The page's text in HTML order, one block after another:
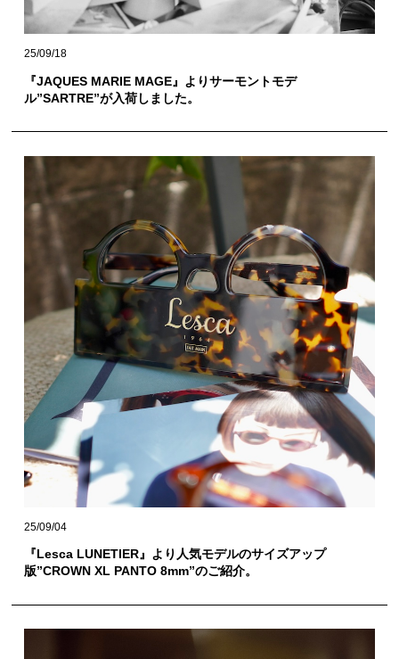
25/09/18
『JAQUES MARIE MAGE』よりサーモントモデ
ル”SARTRE”が入荷しました。
25/09/04
『Lesca LUNETIER』より人気モデルのサイズアップ
版”CROWN XL PANTO 8mm”のご紹介。